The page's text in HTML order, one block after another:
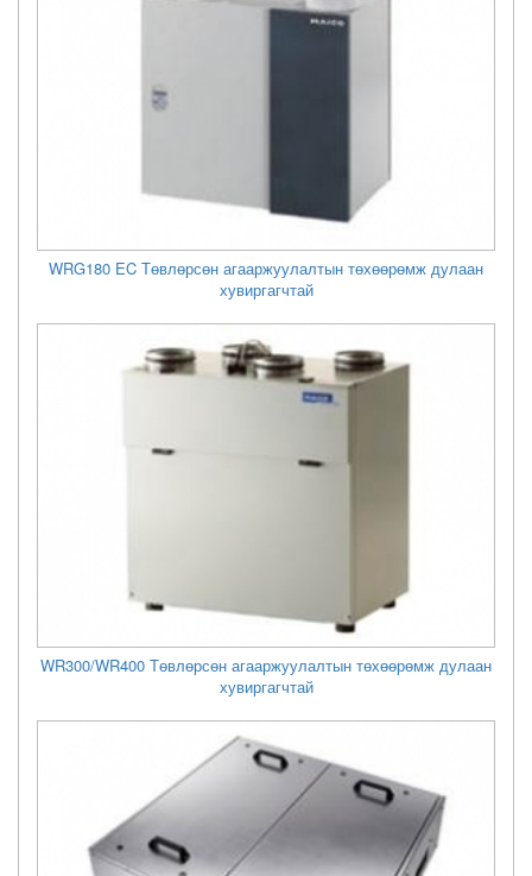
WRG180 EC Төвлөрсөн агааржуулалтын төхөөрөмж дулаан
хувиргагчтай
WR300/WR400 Төвлөрсөн агааржуулалтын төхөөрөмж дулаан
хувиргагчтай